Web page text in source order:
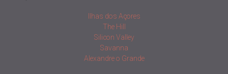
Ilhas dos Açores
The Hill
Silicon Valley
Savanna
Alexandre o Grande